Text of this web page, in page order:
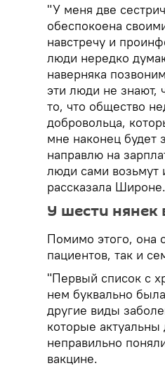
"У меня две
обеспокоена
навстречу и
люди нередко
наверняка
эти люди не знают,
то, что общество
добровольца,
мне наконец будет
направлю на
люди сами возьмут
рассказала Широне.
У шести нянек
Помимо этого, она
пациентов, так и
"Первый список с
нем буквально
другие виды
которые
неправильно
вакцине.